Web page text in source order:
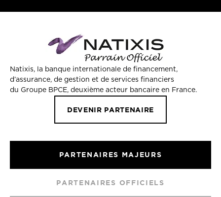
Natixis, la banque internationale de financement,
d’assurance, de gestion et de services financiers
du Groupe BPCE, deuxième acteur bancaire en France.
DEVENIR PARTENAIRE
PARTENAIRES MAJEURS
PARTENAIRES OFFICIELS